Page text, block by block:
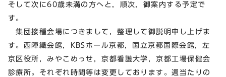
そして次に60歳未満の方へと，順次，御案内する予定で
す。
集団接種会場につきまして，整理して御説明申し上げま
す。西陣織会館，KBSホール京都，国立京都国際会館，左
京区役所，みやこめっせ，京都看護大学，京都工場保健会
診療所。それぞれ時間等は変更しております。週当たりの